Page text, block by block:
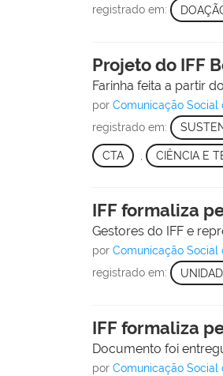
registrado em:
Projeto do IFF
Farinha feita a partir
porComunicação Social
registrado em:
CTA CIÊNCIA E
IFF formaliza
Gestores do IFF e
porComunicação Social
registrado em:
IFF formaliza
Documento foi
porComunicação Social